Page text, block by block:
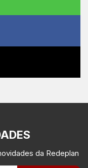
da Redeplan